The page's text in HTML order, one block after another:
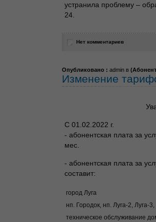
устранила проблему –
24.
Нет комментариев
Опубликовано : admin в (
Изменение
С 01.02.2022 г.
- абонентская плата за
мес.
- абонентская плата за
составит:
город Луга
нп. Городок, нп. Луга-2, Луга-
техническое обслуживание